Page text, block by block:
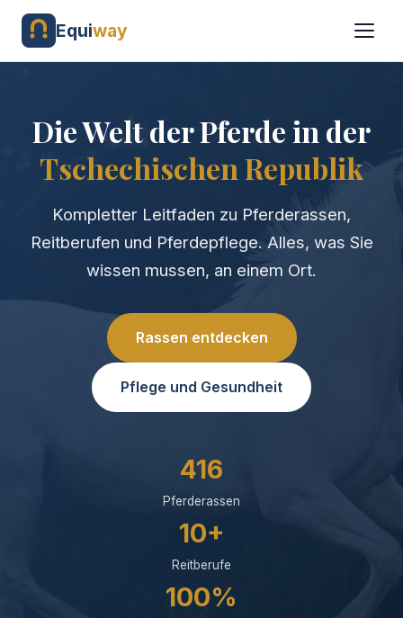
Equiway
Die Welt der Pferde in der
Tschechischen Republik
Kompletter Leitfaden zu Pferderassen,
Reitberufen und Pferdepflege. Alles, was Sie
wissen mussen, an einem Ort.
Rassen entdecken
Pflege und Gesundheit
416
Pferderassen
10+
Reitberufe
100%